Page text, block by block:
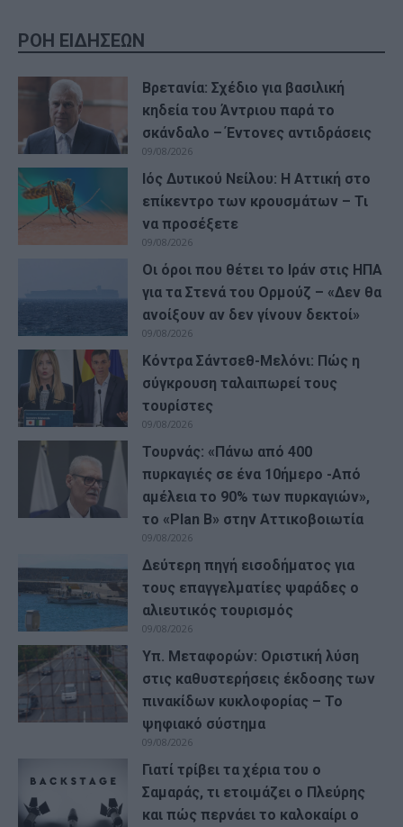
ΡΟΗ ΕΙΔΗΣΕΩΝ
Βρετανία: Σχέδιο για βασιλική
κηδεία του Άντριου παρά το
σκάνδαλο – Έντονες αντιδράσεις
09/08/2026
Ιός Δυτικού Νείλου: Η Αττική στο
επίκεντρο των κρουσμάτων – Τι
να προσέξετε
09/08/2026
Οι όροι που θέτει το Ιράν στις ΗΠΑ
για τα Στενά του Ορμούζ – «Δεν θα
ανοίξουν αν δεν γίνουν δεκτοί»
09/08/2026
Κόντρα Σάντσεθ-Μελόνι: Πώς η
σύγκρουση ταλαιπωρεί τους
τουρίστες
09/08/2026
Τουρνάς: «Πάνω από 400
πυρκαγιές σε ένα 10ήμερο -Από
αμέλεια το 90% των πυρκαγιών»,
το «Plan B» στην Αττικοβοιωτία
09/08/2026
Δεύτερη πηγή εισοδήματος για
τους επαγγελματίες ψαράδες ο
αλιευτικός τουρισμός
09/08/2026
Υπ. Μεταφορών: Οριστική λύση
στις καθυστερήσεις έκδοσης των
πινακίδων κυκλοφορίας – Το
ψηφιακό σύστημα
09/08/2026
Γιατί τρίβει τα χέρια του ο
Σαμαράς, τι ετοιμάζει ο Πλεύρης
και πώς περνάει το καλοκαίρι ο